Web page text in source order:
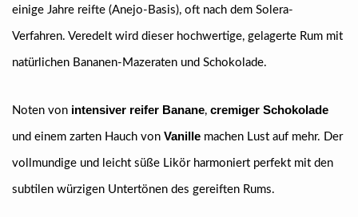
einige Jahre reifte (Anejo-Basis), oft nach dem Solera-
Verfahren. Veredelt wird dieser hochwertige, gelagerte Rum mit
natürlichen Bananen-Mazeraten und Schokolade.
Noten von intensiver reifer Banane, cremiger Schokolade
und einem zarten Hauch von Vanille machen Lust auf mehr. Der
vollmundige und leicht süße Likör harmoniert perfekt mit den
subtilen würzigen Untertönen des gereiften Rums.